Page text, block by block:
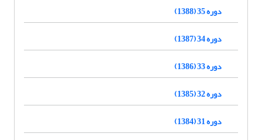
دوره 35 (1388)
دوره 34 (1387)
دوره 33 (1386)
دوره 32 (1385)
دوره 31 (1384)